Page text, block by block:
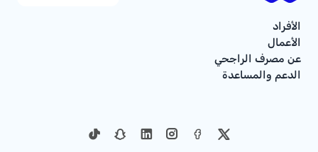
الأفراد
الأعمال
عن مصرف الراجحي
الدعم والمساعدة